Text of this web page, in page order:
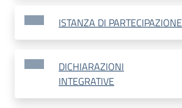
ISTANZA DI PARTECIPAZIONE
DICHIARAZIONI
INTEGRATIVE